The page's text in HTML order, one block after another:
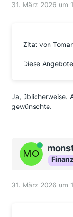
31. März 2026 um
Zitat von
Diese
Ja, üblicherweise.
gewünschte.
Online
31. März 2026 um